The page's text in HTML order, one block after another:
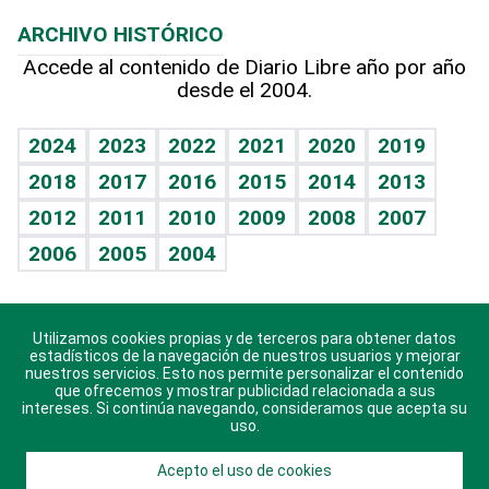
Hablando con el pediatra
Vida y familia
Eñe
Celebrando la vida
Sin complejos
En pocas palabras
Escuchando al corazón
Economía Personal
Línea de hit
TBT Deportivo
Más firmas
Hecho en casa
Guía del dinero
Cumpleaños
Horóscopos
Crucigramas
ARCHIVO HISTÓRICO
Accede al contenido de Diario Libre año por año
desde el 2004.
2024 2023 2022 2021 2020
2019
2018
2017 2016 2015 2014
2013
2012
2011 2010 2009 2008
2007
2006
2005 2004
Descarga nuestras aplicaciones para Android, iOS y
sistema Huawei.
Utilizamos cookies propias y de terceros para obtener datos
estadísticos de la navegación de nuestros usuarios y mejorar
nuestros servicios. Esto nos permite personalizar el contenido
que ofrecemos y mostrar publicidad relacionada a sus
intereses. Si continúa navegando, consideramos que acepta su
uso.
Acepto el uso de cookies